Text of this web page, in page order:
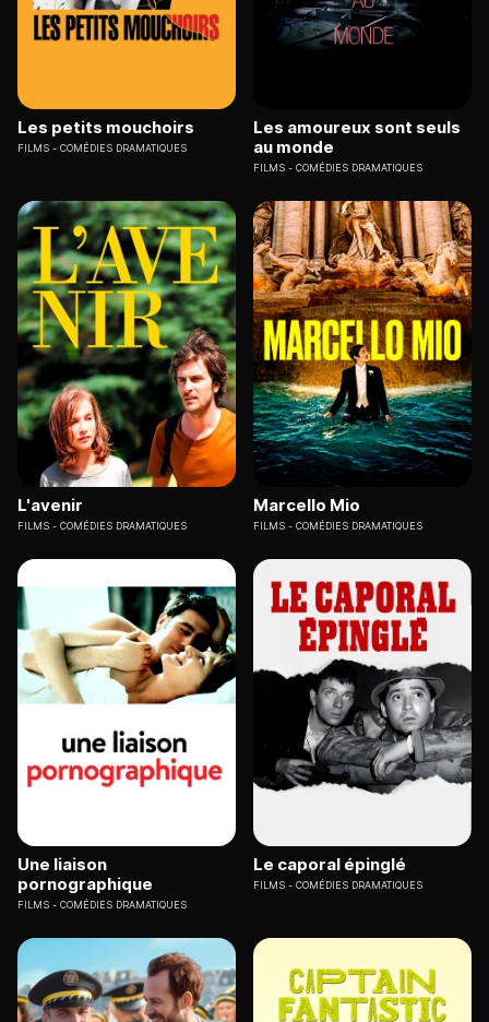
Les petits mouchoirs
FILMS COMÉDIES DRAMATIQUES
Les amoureux sont seuls
au monde
FILMS COMÉDIES DRAMATIQUES
L'avenir
FILMS COMÉDIES DRAMATIQUES
Marcello Mio
FILMS COMÉDIES DRAMATIQUES
Une liaison
pornographique
FILMS COMÉDIES DRAMATIQUES
Le caporal épinglé
FILMS COMÉDIES DRAMATIQUES